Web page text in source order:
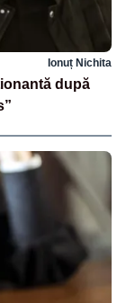
Ionuț Nichita
după